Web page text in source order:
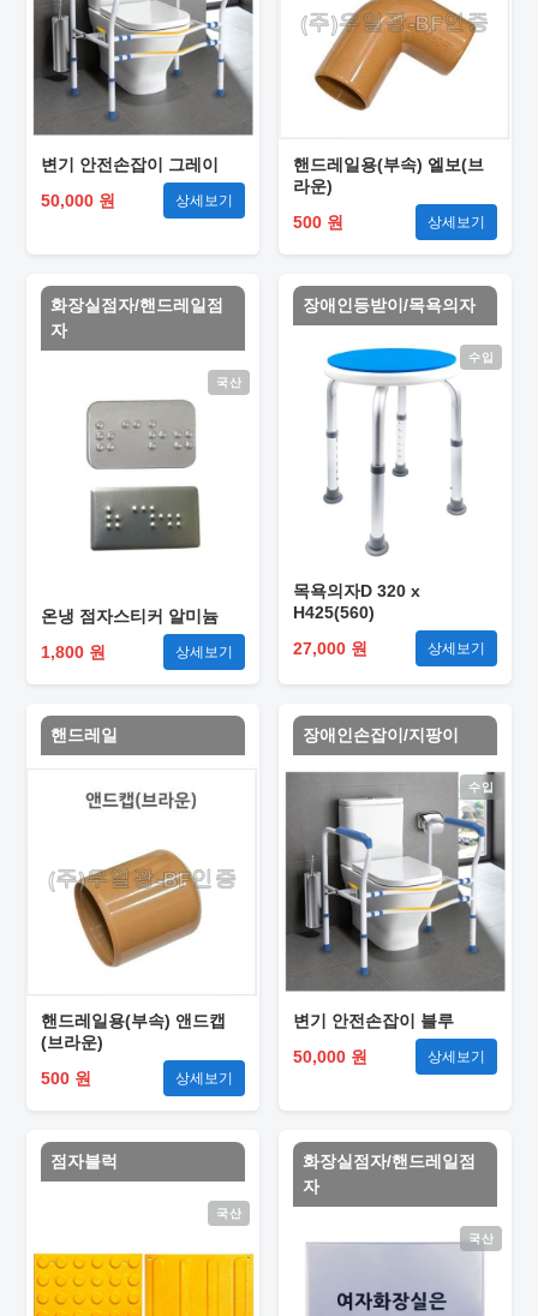
변기 안전손잡이 그레이
50,000 원
상세보기
핸드레일용(부속) 엘보(브
라운)
500 원
상세보기
화장실점자/핸드레일점
자
국산
온냉 점자스티커 알미늄
1,800 원
상세보기
장애인등받이/목욕의자
수입
목욕의자D 320 x
H425(560)
27,000 원
상세보기
핸드레일
핸드레일용(부속) 앤드캡
(브라운)
500 원
상세보기
장애인손잡이/지팡이
수입
변기 안전손잡이 블루
50,000 원
상세보기
점자블럭
국산
화장실점자/핸드레일점
자
국산